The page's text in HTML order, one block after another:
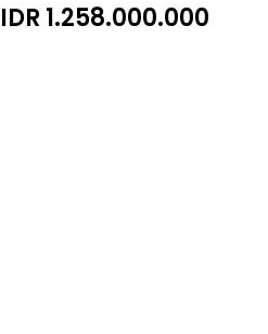
IDR 1.258.000.000